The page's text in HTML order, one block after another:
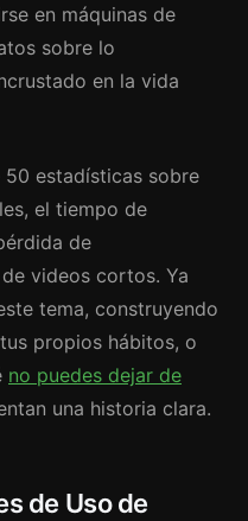
en máquinas de
sobre lo
en la vida
estadísticas sobre
el tiempo de
de
videos cortos. Ya
tema, construyendo
propios hábitos, o
no puedes dejar de
una historia clara.
de Uso de